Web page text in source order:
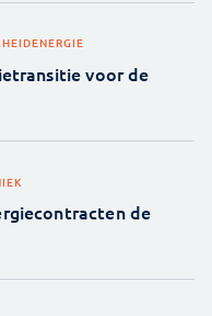
ENERGIE
voor de
de